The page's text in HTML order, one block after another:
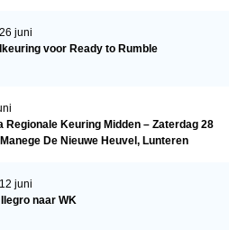
juni
voor Ready to Rumble
Regionale Keuring Midden – Zaterdag 28
De Nieuwe Heuvel, Lunteren
juni
naar WK